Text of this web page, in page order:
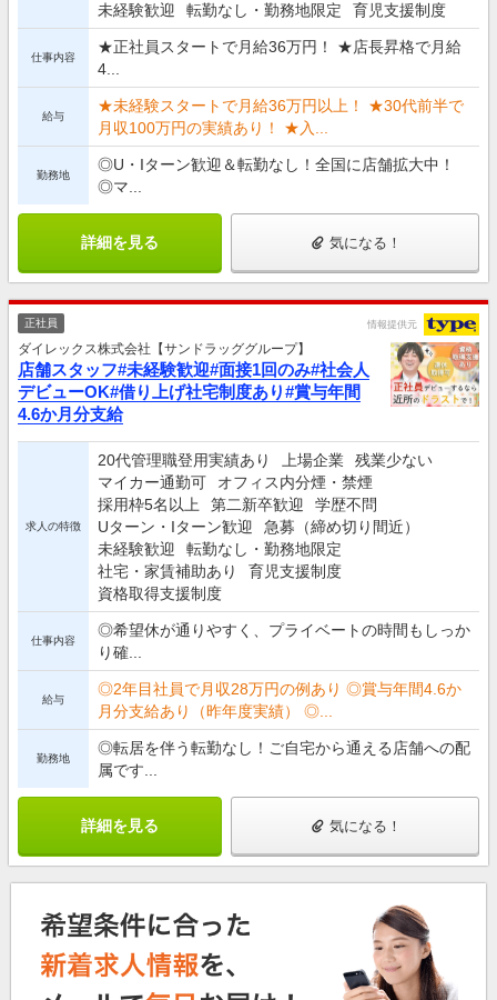
未経験歓迎
転勤なし・勤務地限定 育児支援制度
仕事内容
★正社員スタートで月給36万円！ ★店長昇格で月給
4...
給与
★未経験スタートで月給36万円以上！ ★30代前半で
月収100万円の実績あり！ ★入...
勤務地
◎U・Iターン歓迎＆転勤なし！全国に店舗拡大中！
◎マ...
詳細を見る 気になる！
正社員 情報提供元
ダイレックス株式会社【サンドラッググループ】
店舗スタッフ#未経験歓迎#面接1回のみ#社会人
デビューOK#借り上げ社宅制度あり#賞与年間
4.6か月分支給
求人の特徴
20代管理職登用実績あり 上場企業
残業少ない
マイカー通勤可
オフィス内分煙・禁煙
採用枠5名以上
第二新卒歓迎
学歴不問
Uターン・Iターン歓迎
急募（締め切り間近）
未経験歓迎
転勤なし・勤務地限定
社宅・家賃補助あり
育児支援制度
資格取得支援制度
仕事内容
◎希望休が通りやすく、プライベートの時間もしっか
り確...
給与
◎2年目社員で月収28万円の例あり ◎賞与年間4.6か
月分支給あり（昨年度実績） ◎...
勤務地
◎転居を伴う転勤なし！ご自宅から通える店舗への配
属です...
詳細を見る 気になる！